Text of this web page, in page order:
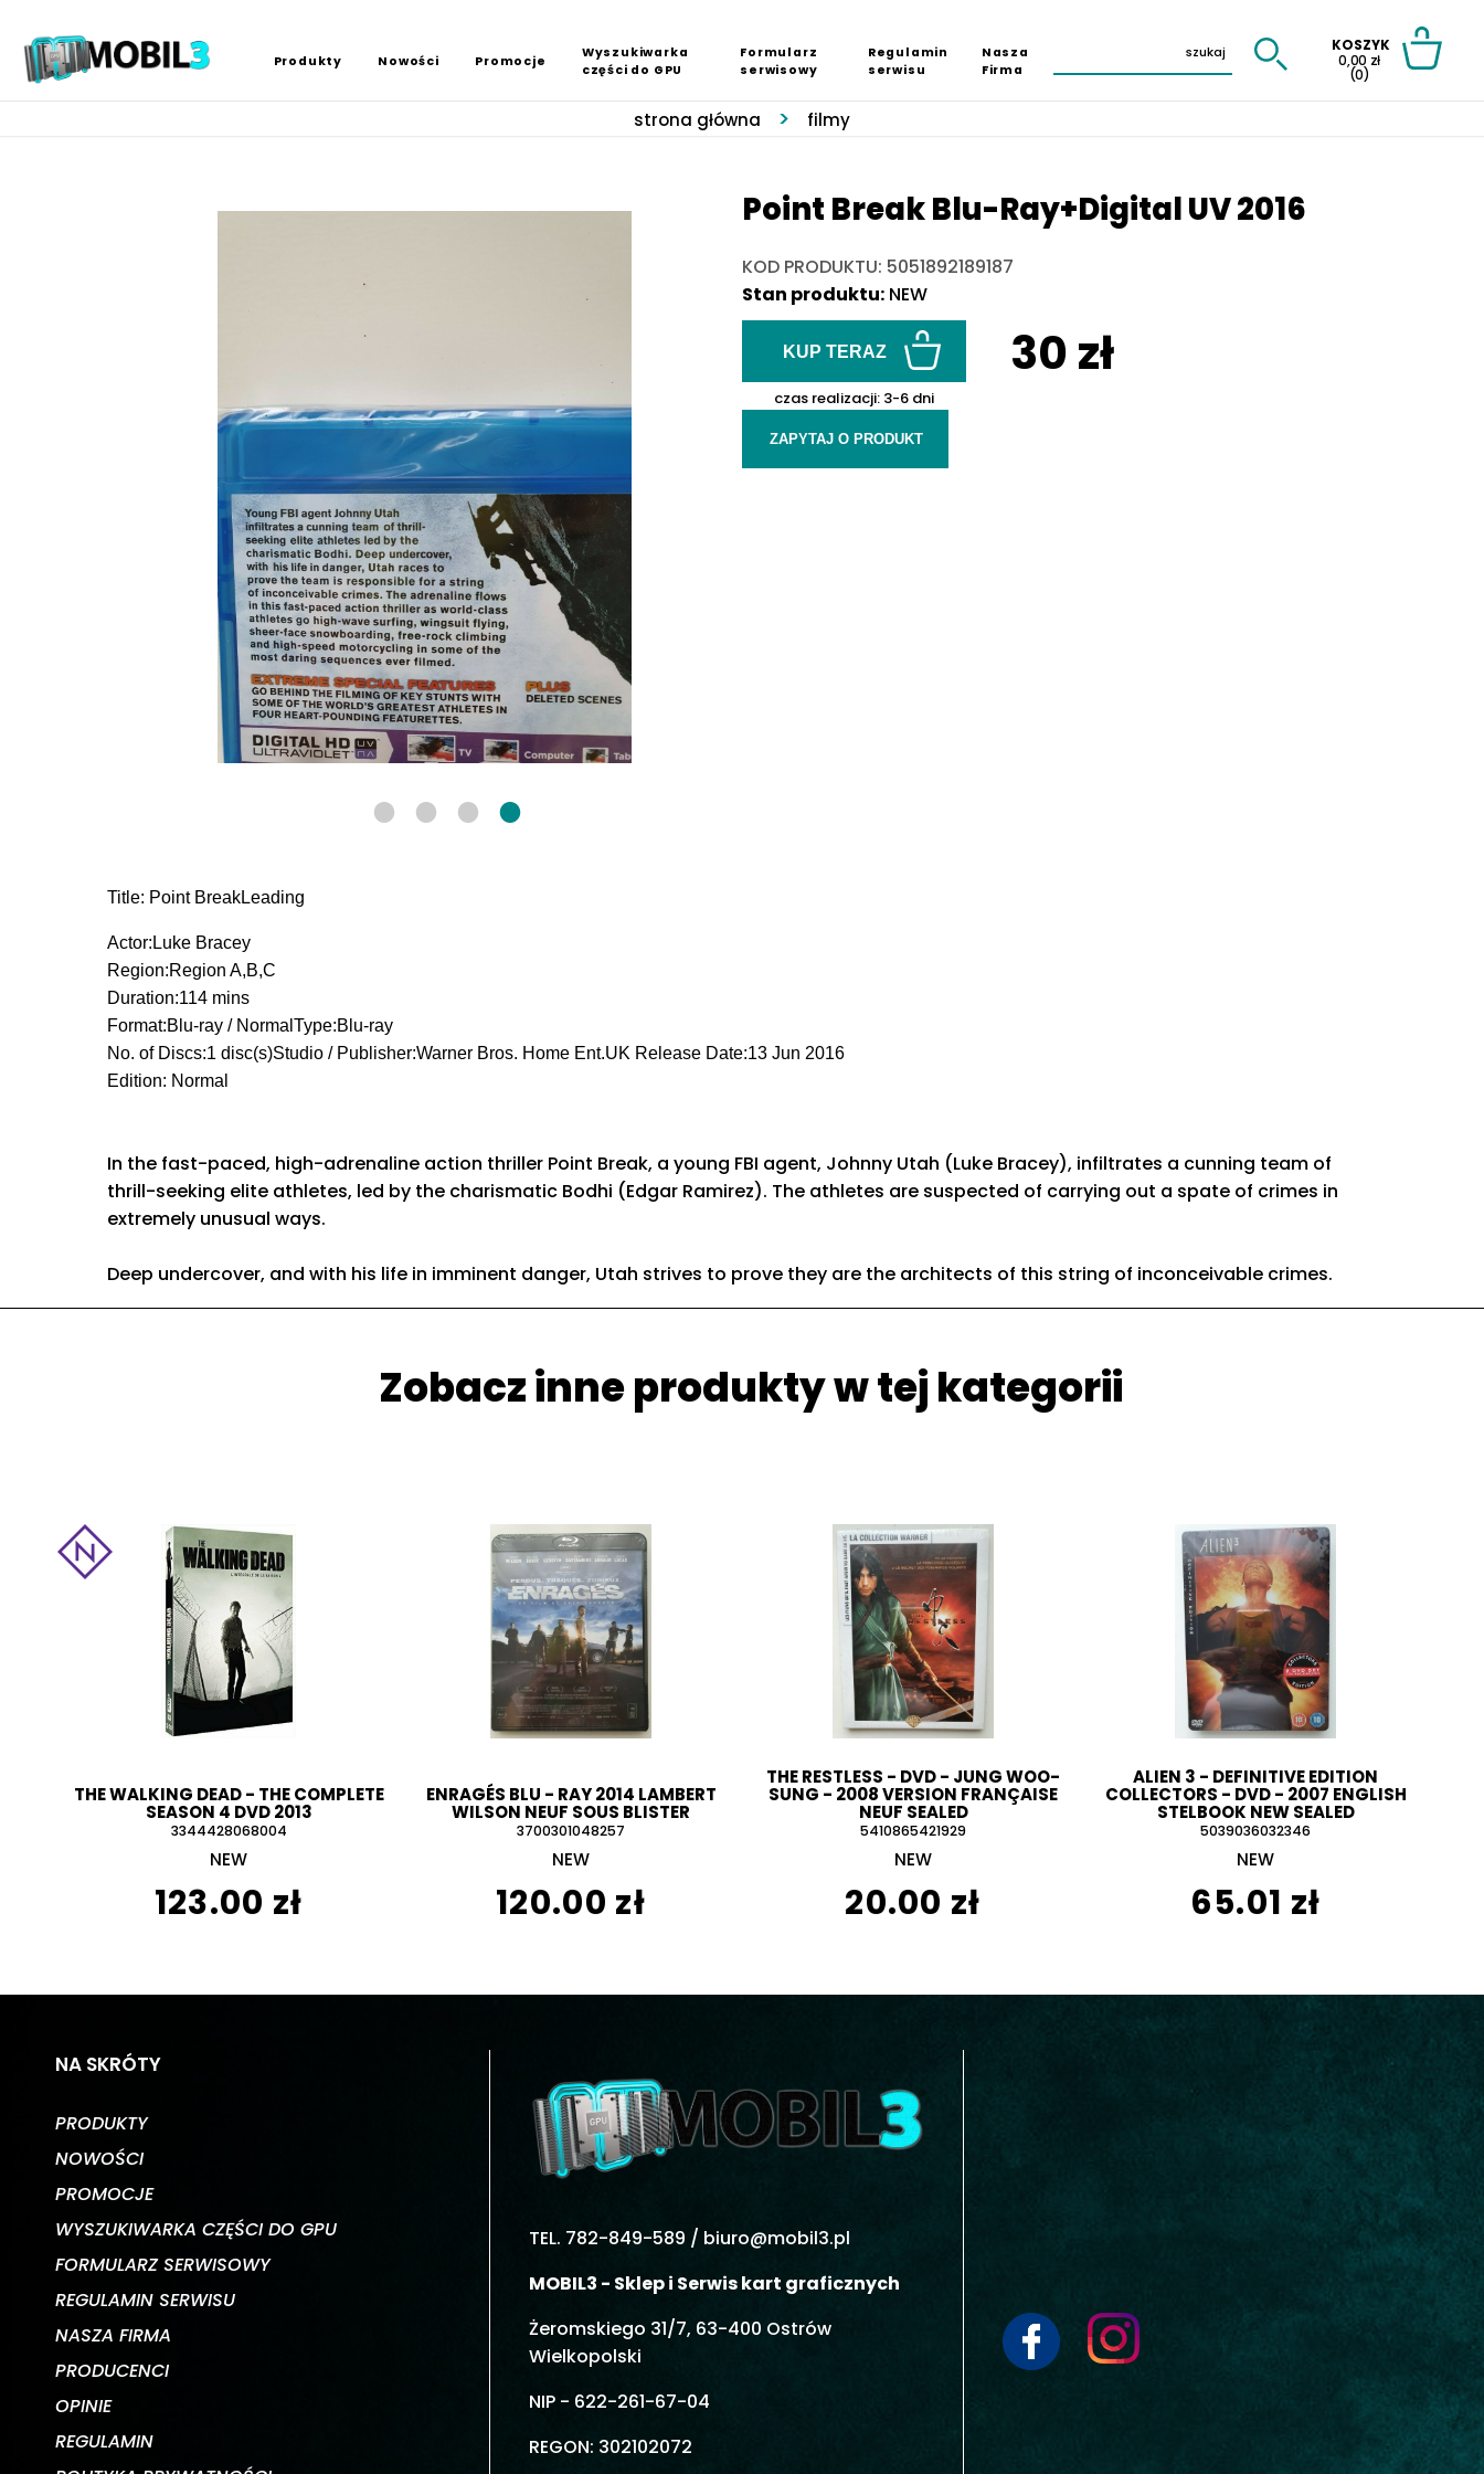
Produkty Nowości Promocje
Wyszukiwarka
części do GPU
Formularz
serwisowy
Regulamin
serwisu
Nasza
Firma
KOSZYK
0,00 zł
(0)
strona główna filmy
Point Break Blu-Ray+Digital UV 2016
KOD PRODUKTU: 5051892189187
Stan produktu: NEW
30 zł
KUP TERAZ
czas realizacji: 3-6 dni
ZAPYTAJ O PRODUKT
Title: Point BreakLeading
Actor:Luke Bracey
Region:Region A,B,C
Duration:114 mins
Format:Blu-ray / NormalType:Blu-ray
No. of Discs:1 disc(s)Studio / Publisher:Warner Bros. Home Ent.UK Release Date:13 Jun 2016
Edition: Normal
In the fast-paced, high-adrenaline action thriller Point Break, a young FBI agent, Johnny Utah (Luke Bracey), infiltrates a cunning team of
thrill-seeking elite athletes, led by the charismatic Bodhi (Edgar Ramirez). The athletes are suspected of carrying out a spate of crimes in
extremely unusual ways.
Deep undercover, and with his life in imminent danger, Utah strives to prove they are the architects of this string of inconceivable crimes.
Zobacz inne produkty w tej kategorii
THE WALKING DEAD - THE COMPLETE
SEASON 4 DVD 2013
3344428068004
NEW
123.00 zł
ENRAGÉS BLU - RAY 2014 LAMBERT
WILSON NEUF SOUS BLISTER
3700301048257
NEW
120.00 zł
THE RESTLESS - DVD - JUNG WOO-
SUNG - 2008 VERSION FRANÇAISE
NEUF SEALED
5410865421929
NEW
20.00 zł
ALIEN 3 - DEFINITIVE EDITION
COLLECTORS - DVD - 2007 ENGLISH
STELBOOK NEW SEALED
5039036032346
NEW
65.01 zł
NA SKRÓTY
PRODUKTY
NOWOŚCI
PROMOCJE
WYSZUKIWARKA CZĘŚCI DO GPU
FORMULARZ SERWISOWY
REGULAMIN SERWISU
NASZA FIRMA
PRODUCENCI
OPINIE
REGULAMIN
TEL. 782-849-589 / biuro@mobil3.pl
MOBIL3 - Sklep i Serwis kart graficznych
Żeromskiego 31/7, 63-400 Ostrów
Wielkopolski
NIP - 622-261-67-04
REGON: 302102072